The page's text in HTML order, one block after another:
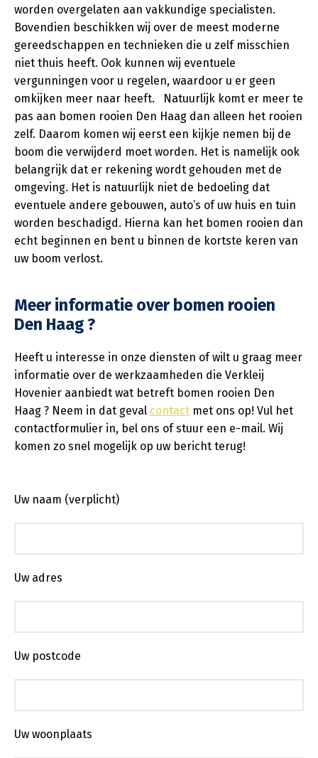
worden overgelaten aan vakkundige specialisten.
Bovendien beschikken wij over de meest moderne
gereedschappen en technieken die u zelf misschien
niet thuis heeft. Ook kunnen wij eventuele
vergunningen voor u regelen, waardoor u er geen
omkijken meer naar heeft. Natuurlijk komt er meer te
pas aan bomen rooien Den Haag dan alleen het rooien
zelf. Daarom komen wij eerst een kijkje nemen bij de
boom die verwijderd moet worden. Het is namelijk ook
belangrijk dat er rekening wordt gehouden met de
omgeving. Het is natuurlijk niet de bedoeling dat
eventuele andere gebouwen, auto’s of uw huis en tuin
worden beschadigd. Hierna kan het bomen rooien dan
echt beginnen en bent u binnen de kortste keren van
uw boom verlost.
Meer informatie over bomen rooien
Den Haag ?
Heeft u interesse in onze diensten of wilt u graag meer
informatie over de werkzaamheden die Verkleij
Hovenier aanbiedt wat betreft bomen rooien Den
Haag ? Neem in dat geval contact met ons op! Vul het
contactformulier in, bel ons of stuur een e-mail. Wij
komen zo snel mogelijk op uw bericht terug!
Uw naam (verplicht)
Uw adres
Uw postcode
Uw woonplaats